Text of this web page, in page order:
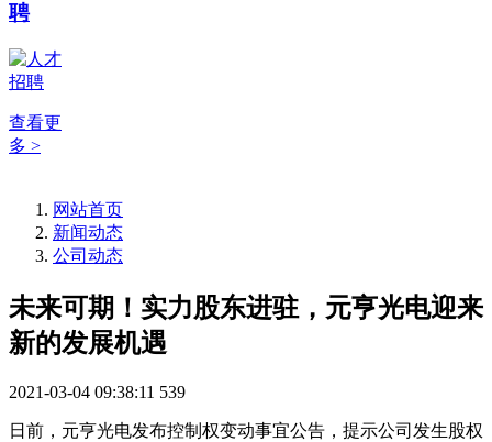
聘
查看更
多 >
网站首页
新闻动态
公司动态
未来可期！实力股东进驻，元亨光电迎来
新的发展机遇
2021-03-04 09:38:11 539
日前，元亨光电发布控制权变动事宜公告，提示公司发生股权